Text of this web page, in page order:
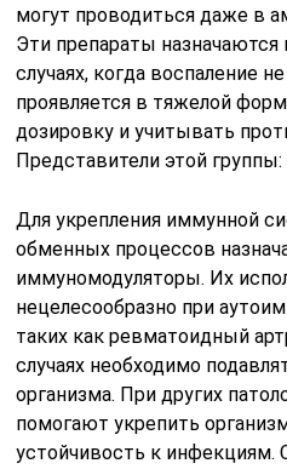
могут проводиться даже в
Эти препараты
случаях, когда воспаление
проявляется в тяжелой
дозировку и учитывать
Представители этой
Для укрепления иммунной
обменных процессов
иммуномодуляторы. Их
нецелесообразно при
таких как ревматоидный
случаях необходимо
организма. При других
помогают укрепить
устойчивость к инфекциям.